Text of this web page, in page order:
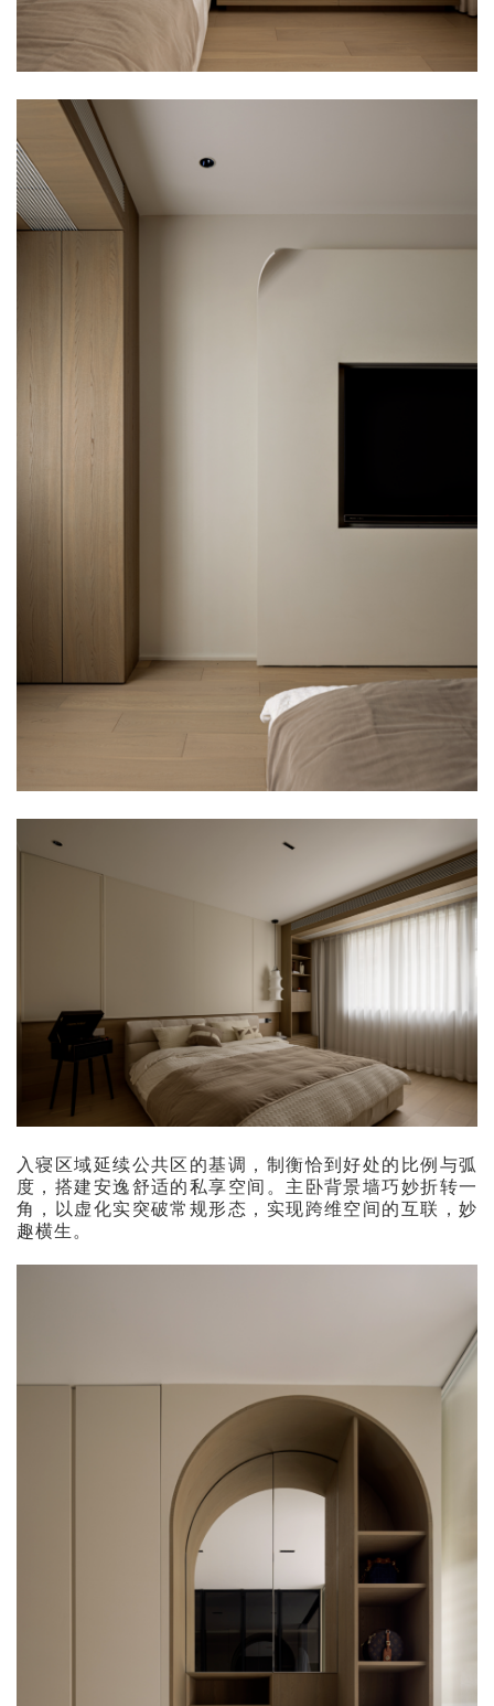
入寝区域延续公共区的基调，制衡恰到好处的比例与弧
度，搭建安逸舒适的私享空间。主卧背景墙巧妙折转一
角，以虚化实突破常规形态，实现跨维空间的互联，妙
趣横生。